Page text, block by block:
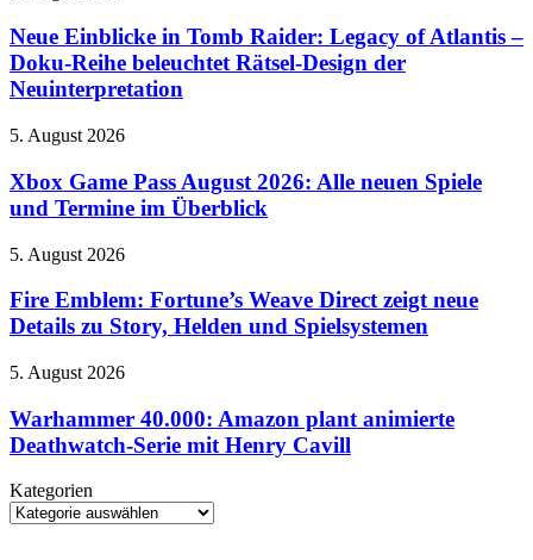
Teaser
zur
Vorgeschichte
Kultserie
in
Tomb
Raider:
Legacy
Atlantis
Doku-
Reihe
Rätsel-
Design
der
Neuinterpretation
Neue Einblicke in Tomb Raider: Legacy of Atlantis –
Doku-Reihe beleuchtet Rätsel-Design der
Neuinterpretation
Xbox
Pass
August
2026:
neuen
und
Termine
Überblick
5. August 2026
Xbox Game Pass August 2026: Alle neuen Spiele
und Termine im Überblick
Fire
Fortune’s
Weave
Direct
neue
zu
Story,
und
Spielsystemen
5. August 2026
Fire Emblem: Fortune’s Weave Direct zeigt neue
Details zu Story, Helden und Spielsystemen
Warhammer
Amazon
plant
animierte
Serie
mit
5. August 2026
Warhammer 40.000: Amazon plant animierte
Deathwatch-Serie mit Henry Cavill
Kategorien
Kategorien